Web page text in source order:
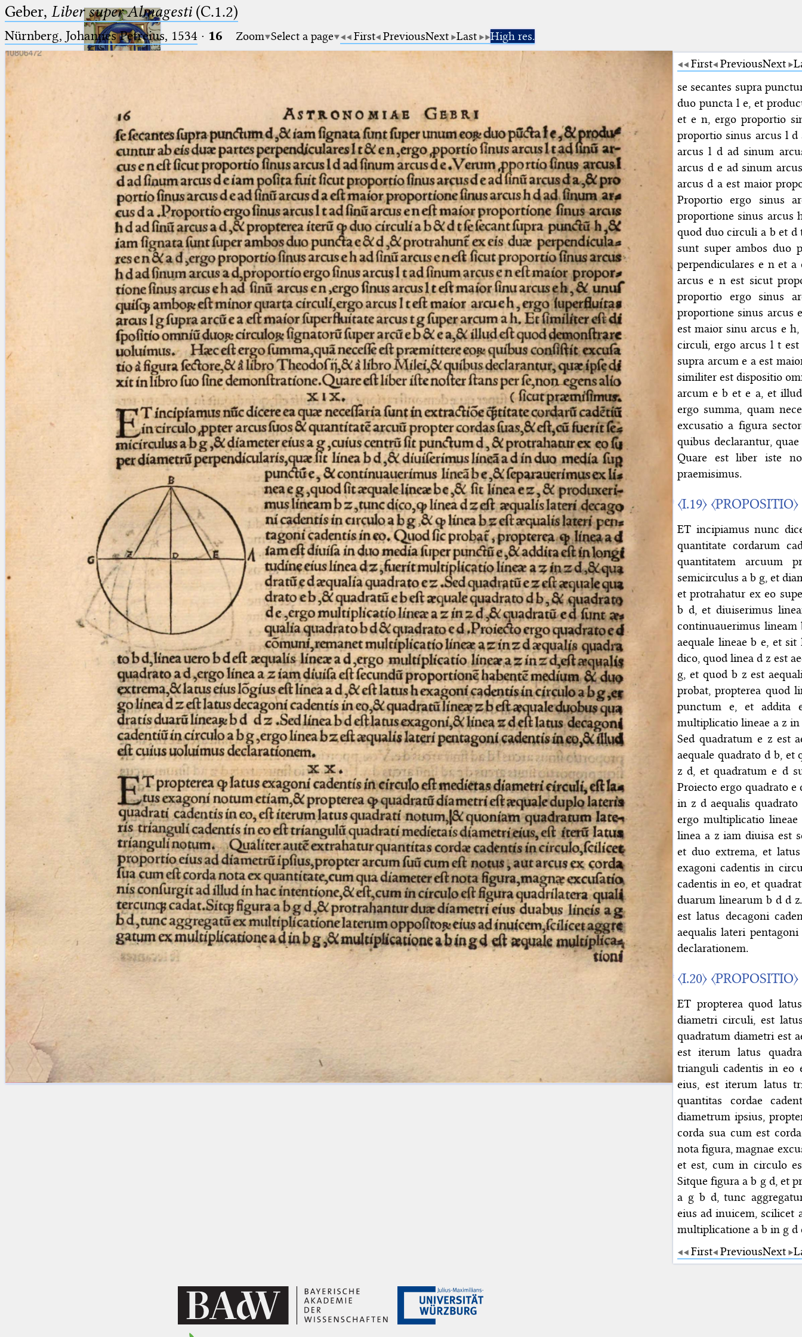
Ptolemaeus
Arabus et Latinus
(the underscore) is the placeholder
for exactly one character.
(the percent sign) is the
placeholder for no, one or more
(two percent signs) is the
placeholder for no, one or more
than one character, but not for
blank space (so that a search ends
🔎︎
Start
Project
Team
News
Jobs
Publications
Conference
Arabic Works
Arabic Manuscripts
Latin Works
Latin Manuscripts
Latin Early Prints
Images
Texts
Glossary
Resources
·FAQ ·Contact·
Impressum·Privacy· 2013
Print 🖨
Geber, Liber super Almagesti(C.1.2)
Nürnberg, Johannes Petreius, 1534 · 16 Zoom Select a page First PreviousNext Last
High res.
First PreviousNext
se secantes supra
duo puncta l e, et
et e n, ergo proportio
proportio sinus arcus l
arcus l d ad sinum
arcus d e ad sinum
arcus d a est maior
Proportio ergo sinus
proportione sinus arcus
quod duo circuli a b et d
sunt super ambos duo
perpendiculares e n et
arcus e n est sicut
proportio ergo sinus
proportione sinus arcus
est maior sinu arcus e
circuli, ergo arcus l t
supra arcum e a est
similiter est dispositio
arcum e b et e a, et
ergo summa, quam
excusatio a figura
quibus declarantur,
Quare est liber iste
praemisimus.
〈I.19〉 〈PROPOSITIO〉
ET incipiamus nunc
quantitate cordarum
quantitatem arcuum
semicirculus a b g, et
et protrahatur ex eo
b d, et diuiserimus
continuauerimus lineam
aequale lineae b e, et
dico, quod linea d z est
g, et quod b z est
probat, propterea quod
punctum e, et addita
multiplicatio lineae a z in
Sed quadratum e z est
aequale quadrato d b,
z d, et quadratum e d
Proiecto ergo quadrato
in z d aequalis
ergo multiplicatio
linea a z iam diuisa est
et duo extrema, et
exagoni cadentis in
cadentis in eo, et
duarum linearum b d d
est latus decagoni
aequalis lateri
declarationem.
〈I.20〉 〈PROPOSITIO〉
ET propterea quod
diametri circuli, est
quadratum diametri est
est iterum latus
trianguli cadentis in eo
eius, est iterum latus
quantitas cordae
diametrum ipsius,
corda sua cum est
nota figura, magnae
et est, cum in circulo
Sitque figura a b g d, et
a g b d, tunc
eius ad inuicem, scilicet
multiplicatione a b in g d
First PreviousNext